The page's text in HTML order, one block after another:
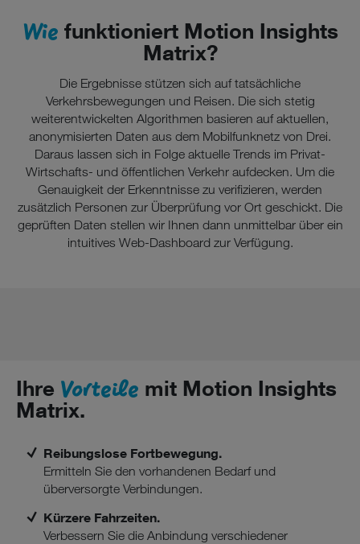
Wie funktioniert Motion Insights
Matrix?
Die Ergebnisse stützen sich auf tatsächliche
Verkehrsbewegungen und Reisen. Die sich stetig
weiterentwickelten Algorithmen basieren auf aktuellen,
anonymisierten Daten aus dem Mobilfunknetz von Drei.
Daraus lassen sich in Folge aktuelle Trends im Privat-
Wirtschafts- und öffentlichen Verkehr aufdecken. Um die
Genauigkeit der Erkenntnisse zu verifizieren, werden
zusätzlich Personen zur Überprüfung vor Ort geschickt. Die
geprüften Daten stellen wir Ihnen dann unmittelbar über ein
intuitives Web-Dashboard zur Verfügung.
Ihre Vorteile mit Motion Insights
Matrix.
Reibungslose Fortbewegung.
Ermitteln Sie den vorhandenen Bedarf und
überversorgte Verbindungen.
Kürzere Fahrzeiten.
Verbessern Sie die Anbindung verschiedener